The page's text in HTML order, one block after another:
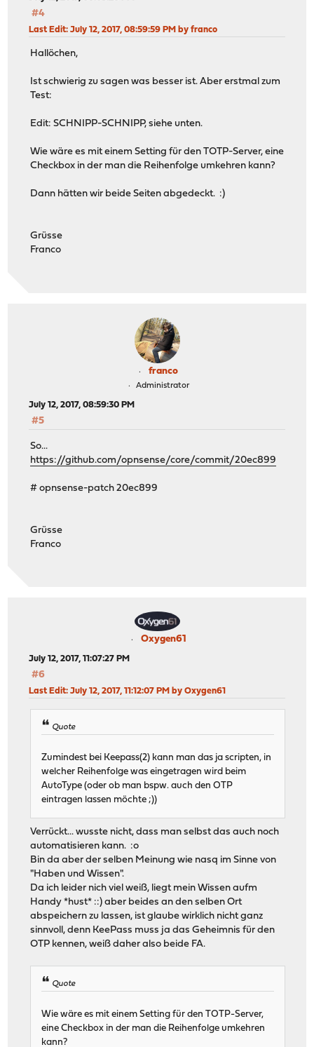
#4
Last Edit: July 12, 2017, 08:59:59 PM by franco
Hallöchen,
Ist schwierig zu sagen was besser ist. Aber erstmal zum
Test:
Edit: SCHNIPP-SCHNIPP, siehe unten.
Wie wäre es mit einem Setting für den TOTP-Server, eine
Checkbox in der man die Reihenfolge umkehren kann?
Dann hätten wir beide Seiten abgedeckt. :)
Grüsse
Franco
franco
Administrator
July 12, 2017, 08:59:30 PM
#5
So...
https://github.com/opnsense/core/commit/20ec899
# opnsense-patch 20ec899
Grüsse
Franco
Oxygen61
July 12, 2017, 11:07:27 PM
#6
Last Edit: July 12, 2017, 11:12:07 PM by Oxygen61
Quote
Zumindest bei Keepass(2) kann man das ja scripten, in
welcher Reihenfolge was eingetragen wird beim
AutoType (oder ob man bspw. auch den OTP
eintragen lassen möchte ;))
Verrückt... wusste nicht, dass man selbst das auch noch
automatisieren kann. :o
Bin da aber der selben Meinung wie nasq im Sinne von
"Haben und Wissen".
Da ich leider nich viel weiß, liegt mein Wissen aufm
Handy *hust* ::) aber beides an den selben Ort
abspeichern zu lassen, ist glaube wirklich nicht ganz
sinnvoll, denn KeePass muss ja das Geheimnis für den
OTP kennen, weiß daher also beide FA.
Quote
Wie wäre es mit einem Setting für den TOTP-Server,
eine Checkbox in der man die Reihenfolge umkehren
kann?